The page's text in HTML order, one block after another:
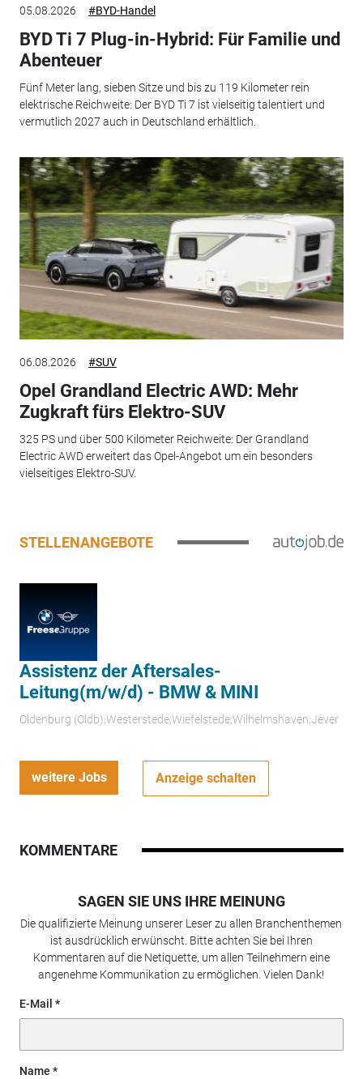
05.08.2026 #BYD-Handel
BYD Ti 7 Plug-in-Hybrid: Für Familie und
Abenteuer
Fünf Meter lang, sieben Sitze und bis zu 119 Kilometer rein
elektrische Reichweite: Der BYD Ti 7 ist vielseitig talentiert und
vermutlich 2027 auch in Deutschland erhältlich.
06.08.2026 #SUV
Opel Grandland Electric AWD: Mehr
Zugkraft fürs Elektro-SUV
325 PS und über 500 Kilometer Reichweite: Der Grandland
Electric AWD erweitert das Opel-Angebot um ein besonders
vielseitiges Elektro-SUV.
STELLENANGEBOTE
Assistenz der Aftersales-
Leitung(m/w/d) - BMW & MINI
Oldenburg (Oldb);Westerstede;Wiefelstede;Wilhelmshaven;Jever
weitere Jobs Anzeige schalten
KOMMENTARE
SAGEN SIE UNS IHRE MEINUNG
Die qualifizierte Meinung unserer Leser zu allen Branchenthemen
ist ausdrücklich erwünscht. Bitte achten Sie bei Ihren
Kommentaren auf die Netiquette, um allen Teilnehmern eine
angenehme Kommunikation zu ermöglichen. Vielen Dank!
E-Mail
Name